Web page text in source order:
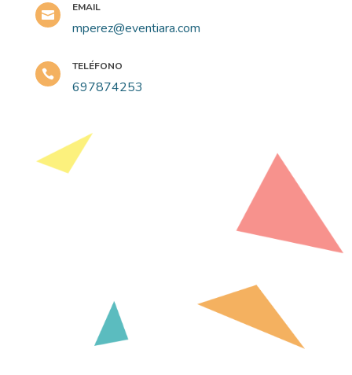

EMAIL
mperez@eventiara.com

TELÉFONO
697874253